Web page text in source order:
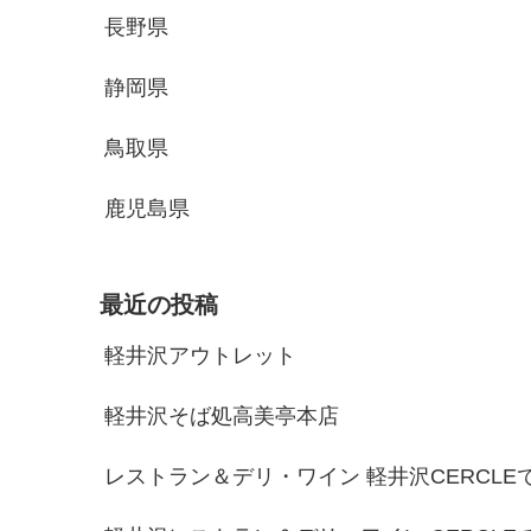
長野県
静岡県
鳥取県
鹿児島県
最近の投稿
軽井沢アウトレット
軽井沢そば処高美亭本店
レストラン＆デリ・ワイン 軽井沢CERCLE